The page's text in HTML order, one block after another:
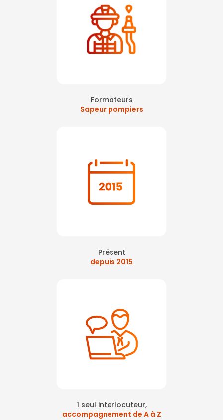
Formateurs
Sapeur pompiers
Présent
depuis 2015
1 seul interlocuteur,
accompagnement de A à Z